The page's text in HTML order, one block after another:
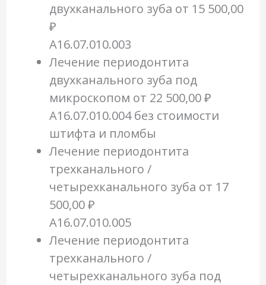
двухканального зуба от 15 500,00
₽
A16.07.010.003
Лечение периодонтита
двухканального зуба под
микроскопом от 22 500,00 ₽
A16.07.010.004 без стоимости
штифта и пломбы
Лечение периодонтита
трехканального /
четырехканального зуба от 17
500,00 ₽
A16.07.010.005
Лечение периодонтита
трехканального /
четырехканального зуба под